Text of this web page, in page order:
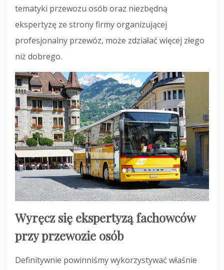
tematyki przewozu osób oraz niezbędną
ekspertyzę ze strony firmy organizującej
profesjonalny przewóz, może zdziałać więcej złego
niż dobrego.
Wyręcz się ekspertyzą fachowców
przy przewozie osób
Definitywnie powinniśmy wykorzystywać właśnie